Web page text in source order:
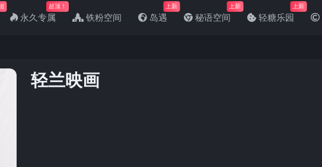
永久专属
超顶！
铁粉空间 岛遇
上新
秘语空间
上新
轻糖乐园
上新
轻兰映画